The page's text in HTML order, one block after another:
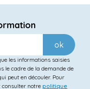
ok
les informations saisies
le cadre de la demande de
peut en découler. Pour
consulter notre politique